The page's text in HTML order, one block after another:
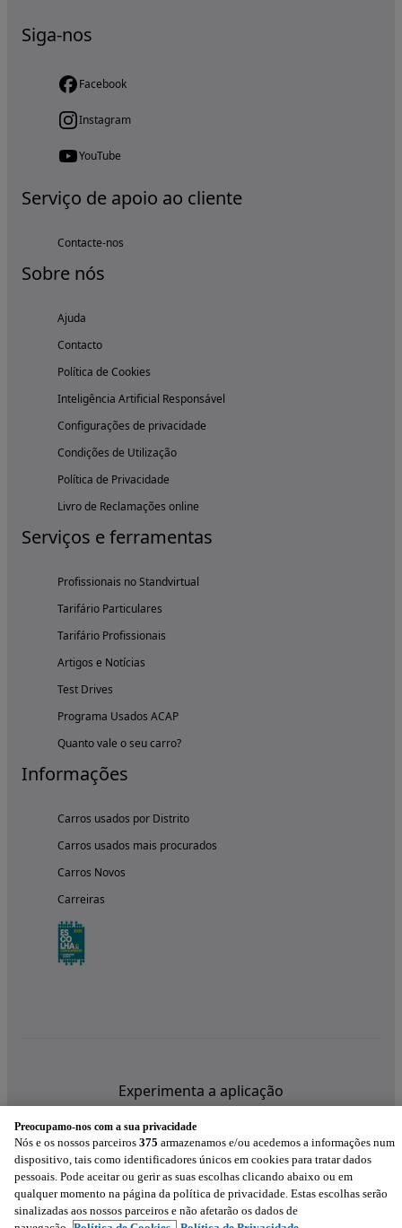
Siga-nos
Facebook
Instagram
YouTube
Serviço de apoio ao cliente
Contacte-nos
Sobre nós
Ajuda
Contacto
Política de Cookies
Inteligência Artificial Responsável
Configurações de privacidade
Condições de Utilização
Política de Privacidade
Livro de Reclamações online
Serviços e ferramentas
Profissionais no Standvirtual
Tarifário Particulares
Tarifário Profissionais
Artigos e Notícias
Test Drives
Programa Usados ACAP
Quanto vale o seu carro?
Informações
Carros usados por Distrito
Carros usados mais procurados
Carros Novos
Carreiras
Experimenta a aplicação
Preocupamo-nos com a sua privacidade
Nós e os nossos parceiros 375 armazenamos e/ou acedemos a informações num
dispositivo, tais como identificadores únicos em cookies para tratar dados
pessoais. Pode aceitar ou gerir as suas escolhas clicando abaixo ou em
qualquer momento na página da política de privacidade. Estas escolhas serão
sinalizadas aos nossos parceiros e não afetarão os dados de